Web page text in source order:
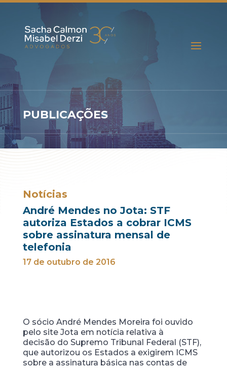
PUBLICAÇÕES
Notícias
André Mendes no Jota: STF
autoriza Estados a cobrar ICMS
sobre assinatura mensal de
telefonia
17 de outubro de 2016
O sócio André Mendes Moreira foi ouvido
pelo site Jota em notícia relativa à
decisão do Supremo Tribunal Federal (STF),
que autorizou os Estados a exigirem ICMS
sobre a assinatura básica nas contas de